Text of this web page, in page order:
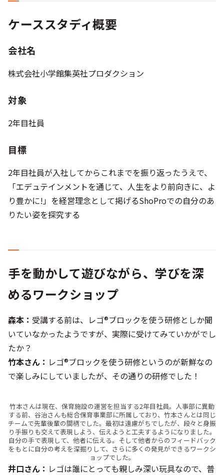
ケーススタディ概要
会社名
株式会社小学館集英社プロダクション
対象
2年目社員
目標
2年目社員が入社してからこれまでを振り返ったうえで、
「エデュテインメントを通じて、人生をより前向きに、よ
り豊かに!」を経営理念として掲げるShoProでの自分のあ
りたい姿を探究する
手を動かして遊びながら、学びを深
めるワークショップ
森本： 受講する前は、レゴ®ブロックを使う研修としか聞
いていなかったようですが、実際に受けてみていかがでし
たか？
竹本さん： レゴ®ブロックを使う研修というのが新鮮なの
で楽しみにしていましたが、その通りの研修でした！
竹本さんは現在、保育施設の運営を担当する2年目社員。人事部に異動
する前、谷治さんも総合保育事業部に所属しており、竹本さんとは同じ
チームで先輩後輩の間柄でした。最初は遠慮がちでしたが、段々と身振
り手振りも交えて表現しよう、伝えようと工夫するようになりました。
自分の手で表現して、他者に伝える。そして他者からのフィードバック
をもとに自分の考えを深掘りして、さらに多くの発見ができるワークシ
ョップでした。
井口さん： レゴは誰にとっても親しみ深い玩具なので、普